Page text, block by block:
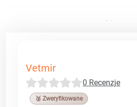
Vetmir
0 Recenzje
🥉 Zweryfikowane